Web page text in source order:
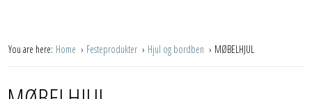
You are here: Home Festeprodukter Hjul og bordben MØBELHJUL